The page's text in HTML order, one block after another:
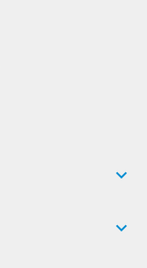

